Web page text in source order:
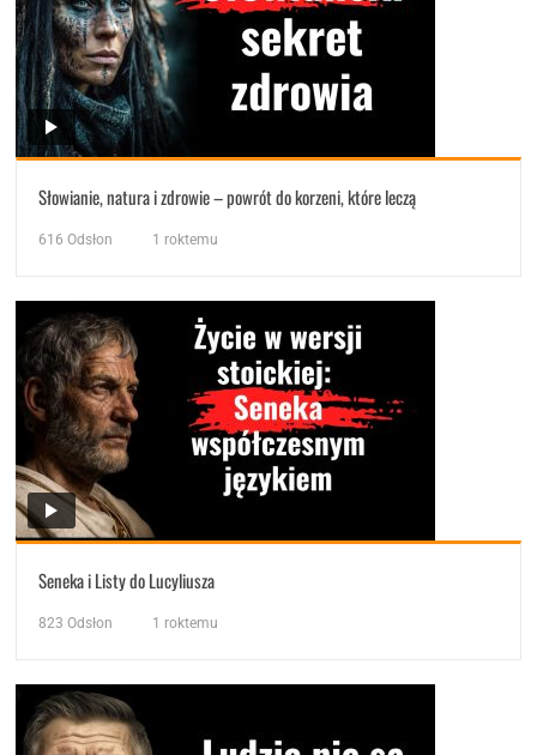
Słowianie, natura i zdrowie – powrót do korzeni, które leczą
616 Odsłon 1 roktemu
Seneka i Listy do Lucyliusza
823 Odsłon 1 roktemu